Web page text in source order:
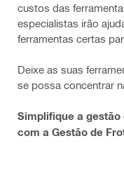
custos das
especialistas irão
ferramentas certas
Deixe as suas
se possa concentrar
Simplifique a
com a Gestão de